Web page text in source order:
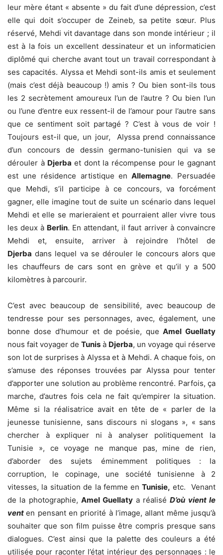
leur mère étant « absente » du fait d’une dépression, c’est
elle qui doit s’occuper de Zeineb, sa petite sœur. Plus
réservé, Mehdi vit davantage dans son monde intérieur ; il
est à la fois un excellent dessinateur et un informaticien
diplômé qui cherche avant tout un travail correspondant à
ses capacités. Alyssa et Mehdi sont-ils amis et seulement
(mais c’est déjà beaucoup !) amis ? Ou bien sont-ils tous
les 2 secrètement amoureux l’un de l’autre ? Ou bien l’un
ou l’une d’entre eux ressent-il de l’amour pour l’autre sans
que ce sentiment soit partagé ? C’est à vous de voir !
Toujours est-il que, un jour, Alyssa prend connaissance
d’un concours de dessin germano-tunisien qui va se
dérouler à Djerbaet dont la récompense pour le gagnant
est une résidence artistique en Allemagne. Persuadée
que Mehdi, s’il participe à ce concours, va forcément
gagner, elle imagine tout de suite un scénario dans lequel
Mehdi et elle se marieraient et pourraient aller vivre tous
les deux à Berlin. En attendant, il faut arriver à convaincre
Mehdi et, ensuite, arriver à rejoindre l’hôtel de
Djerba dans lequel va se dérouler le concours alors que
les chauffeurs de cars sont en grève et qu’il y a 500
kilomètres à parcourir.
C’est avec beaucoup de sensibilité, avec beaucoup de
tendresse pour ses personnages, avec, également, une
bonne dose d’humour et de poésie, que Amel Guellaty
nous fait voyager de Tunis à Djerba, un voyage qui réserve
son lot de surprises à Alyssa et à Mehdi. A chaque fois, on
s’amuse des réponses trouvées par Alyssa pour tenter
d’apporter une solution au problème rencontré. Parfois, ça
marche, d’autres fois cela ne fait qu’empirer la situation.
Même si la réalisatrice avait en tête de « parler de la
jeunesse tunisienne, sans discours ni slogans », « sans
chercher à expliquer ni à analyser politiquement la
Tunisie », ce voyage ne manque pas, mine de rien,
d’aborder des sujets éminemment politiques : la
corruption, le copinage, une société tunisienne à 2
vitesses, la situation de la femme en Tunisie, etc. Venant
de la photographie, Amel Guellaty a réaliséD’où vient le
venten pensant en priorité à l’image, allant même jusqu’à
souhaiter que son film puisse être compris presque sans
dialogues. C’est ainsi que la palette des couleurs a été
utilisée pour raconter l’état intérieur des personnages : le